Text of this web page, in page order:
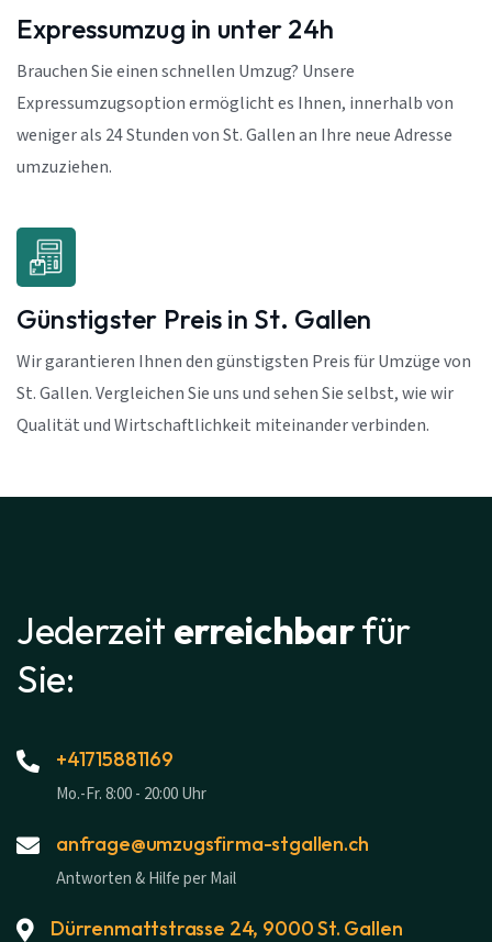
Expressumzug in unter 24h
Brauchen Sie einen schnellen Umzug? Unsere
Expressumzugsoption ermöglicht es Ihnen, innerhalb von
weniger als 24 Stunden von St. Gallen an Ihre neue Adresse
umzuziehen.
Günstigster Preis in St. Gallen
Wir garantieren Ihnen den günstigsten Preis für Umzüge von
St. Gallen. Vergleichen Sie uns und sehen Sie selbst, wie wir
Qualität und Wirtschaftlichkeit miteinander verbinden.
Jederzeit erreichbarfür
Sie:
+41715881169
Mo.-Fr. 8:00 - 20:00 Uhr
anfrage@umzugsfirma-stgallen.ch
Antworten & Hilfe per Mail
Dürrenmattstrasse 24, 9000 St. Gallen